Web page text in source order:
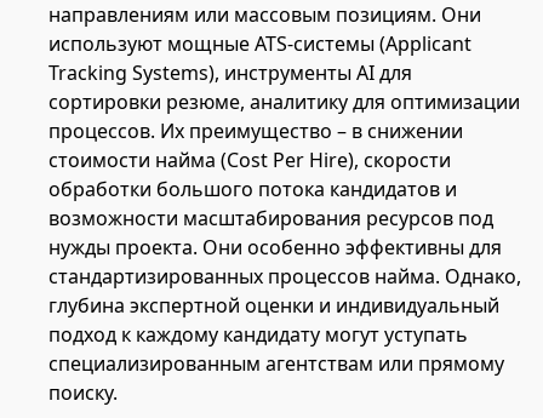
направлениям или массовым позициям. Они
используют мощные ATS-системы (Applicant
Tracking Systems), инструменты AI для
сортировки резюме, аналитику для оптимизации
процессов. Их преимущество – в снижении
стоимости найма (Cost Per Hire), скорости
обработки большого потока кандидатов и
возможности масштабирования ресурсов под
нужды проекта. Они особенно эффективны для
стандартизированных процессов найма. Однако,
глубина экспертной оценки и индивидуальный
подход к каждому кандидату могут уступать
специализированным агентствам или прямому
поиску.